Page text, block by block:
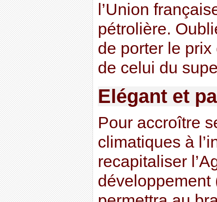
l’Union
pétrolière.
de porter le
de celui du
Elégant et
Pour accroître
climatiques à
recapitaliser
développement